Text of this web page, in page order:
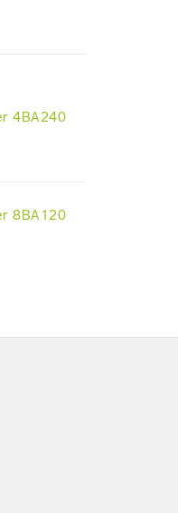
4BA240
8BA120